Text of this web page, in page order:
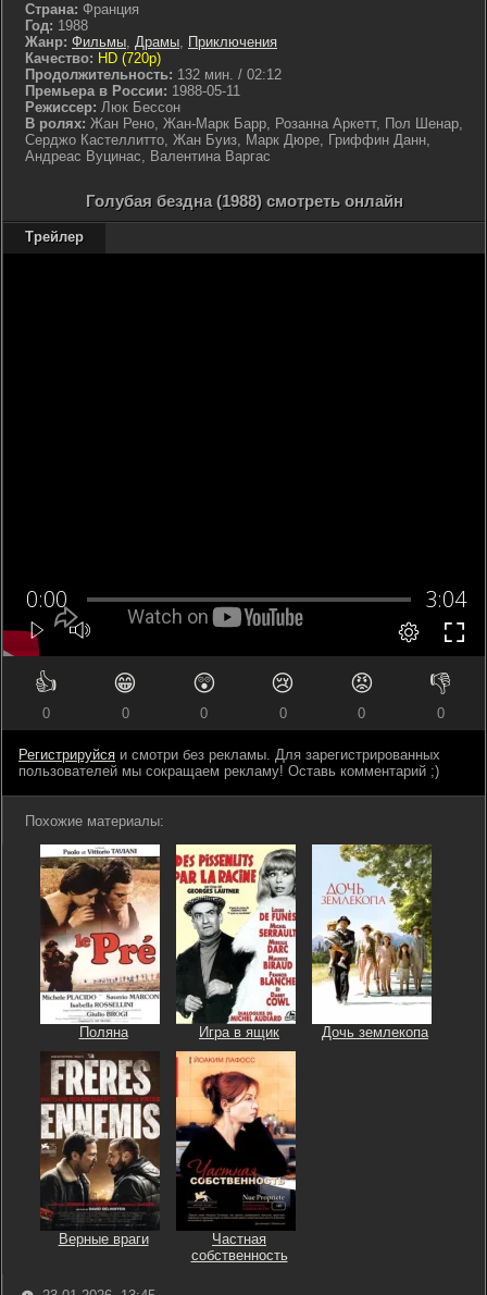
Страна: Франция
Год: 1988
Жанр: Фильмы, Драмы, Приключения
Качество: HD (720p)
Продолжительность: 132 мин. / 02:12
Премьера в России: 1988-05-11
Режиссер: Люк Бессон
В ролях: Жан Рено, Жан-Марк Барр, Розанна Аркетт, Пол Шенар,
Серджо Кастеллитто, Жан Буиз, Марк Дюре, Гриффин Данн,
Андреас Вуцинас, Валентина Варгас
Голубая бездна (1988) смотреть онлайн
Трейлер
👍
0
😁
0
😲
0
😢
0
😡
0
👎
0
Регистрируйся и смотри без рекламы. Для зарегистрированных
пользователей мы сокращаем рекламу! Оставь комментарий ;)
Похожие материалы:
Поляна Игра в ящик Дочь землекопа
Верные враги
Частная
собственность